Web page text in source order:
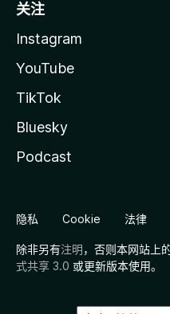
关注
Instagram
YouTube
TikTok
Bluesky
Podcast
隐私 Cookie 法律
除非另有注明，否则本网站上
式共享 3.0 或更新版本使用。